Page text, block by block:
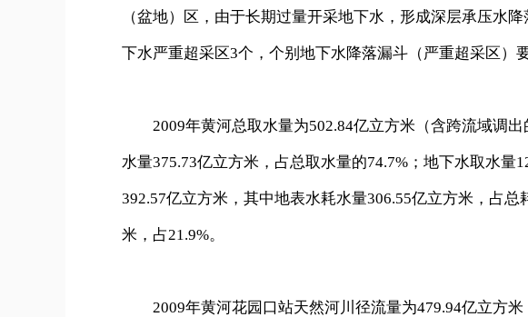
（盆地）区，由于长期过量开采地下水，形成深层承压水
下水严重超采区3个，个别地下水降落漏斗（严重超采区）
2009年黄河总取水量为502.84亿立方米（含跨流域调出
水量375.73亿立方米，占总取水量的74.7%；地下水取水量
392.57亿立方米，其中地表水耗水量306.55亿立方米，占
米，占21.9%。
2009年黄河花园口站天然河川径流量为479.94亿立方米